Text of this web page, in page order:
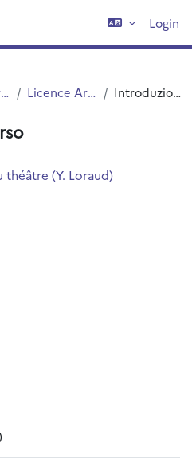
Login
Arts Licence Arts Introduzione
théâtre (Y. Loraud)